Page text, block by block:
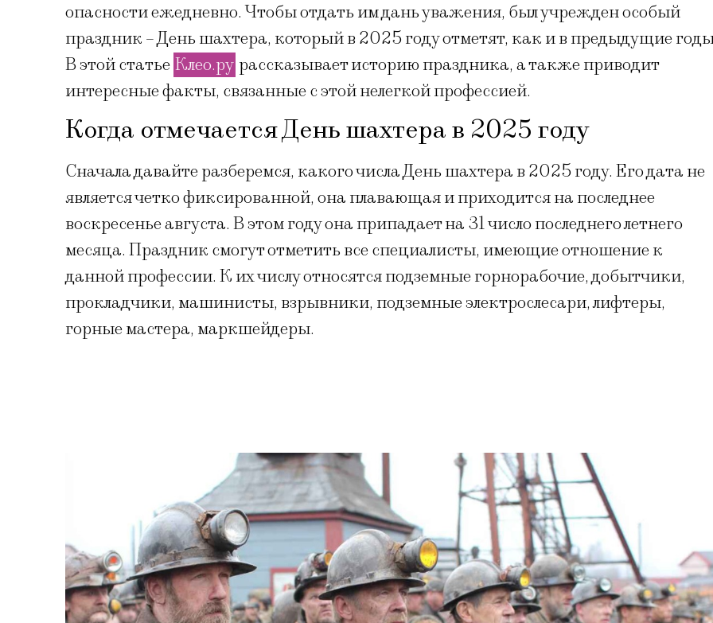
опасности ежедневно. Чтобы отдать им дань уважения, был учрежден особый
праздник – День шахтера, который в 2025 году отметят, как и в предыдущие
В этой статье Клео.ру рассказывает историю праздника, а также приводит
интересные факты, связанные с этой нелегкой профессией.
Когда отмечается День шахтера в 2025 году
Сначала давайте разберемся, какого числа День шахтера в 2025 году. Его дата не
является четко фиксированной, она плавающая и приходится на последнее
воскресенье августа. В этом году она припадает на 31 число последнего летнего
месяца. Праздник смогут отметить все специалисты, имеющие отношение к
данной профессии. К их числу относятся подземные горнорабочие, добытчики,
прокладчики, машинисты, взрывники, подземные электрослесари, лифтеры,
горные мастера, маркшейдеры.